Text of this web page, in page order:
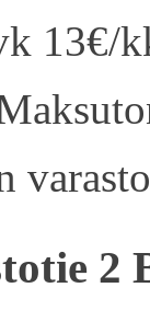
13€/
2